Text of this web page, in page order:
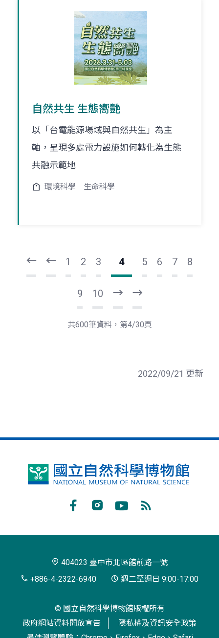
自然共生 生態嚮艷
以「台電能源場域與自然共生」為主
軸，呈現多處電力設施如何轉化為生態
共融示範地
環境科學 生命科學
1 2 3 4 5 6 7 8
9 10
一
頁
後
一
共600筆資料，第4/30頁
2022/09/21 更新
國
博
閱
404023 臺中市北區館前路一號
+886-4-2322-6940
週二至週日 9:00-17:00
© 國立自然科學博物館版權所有
政府網站資料開放宣告
隱私權及資訊安全政策